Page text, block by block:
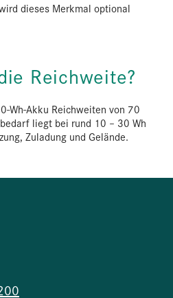
dieses Merkmal optional
Reichweite?
Wh-Akku Reichweiten von 70
liegt bei rund 10 – 30 Wh
Zuladung und Gelände.